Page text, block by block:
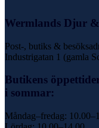
Wermlands Djur
Post-, butiks &
Industrigatan 1 (gamla
Butikens
i sommar:
Måndag–fredag: